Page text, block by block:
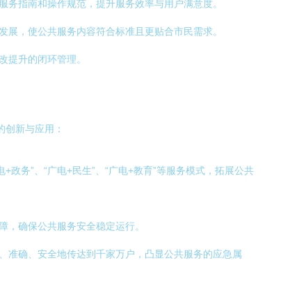
指南和操作规范，提升服务效率与用户满意度。
，使公共服务内容符合标准且更贴合市民需求。
提升的闭环管理。
新与应用：
务”、“广电+民生”、“广电+教育”等服务模式，拓展公共
确保公共服务安全稳定运行。
准确、安全地传达到千家万户，凸显公共服务的应急属